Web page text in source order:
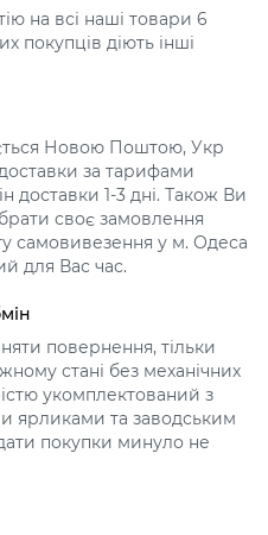
на всі наші товари 6
покупців діють інші
Новою Поштою, Укр
за тарифами
доставки 1-3 дні. Також Ви
своє замовлення
самовивезення у м. Одеса
для Вас час.
повернення, тільки
стані без механічних
укомплектований з
ярликами та заводським
покупки минуло не